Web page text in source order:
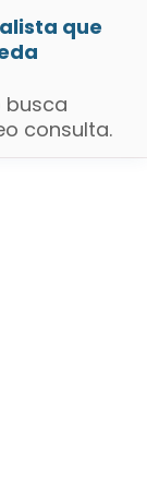
que
consulta.